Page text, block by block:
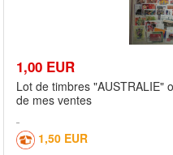
1,00 EUR
Lot de timbres "AUSTRALIE"
de mes ventes
1,50 EUR